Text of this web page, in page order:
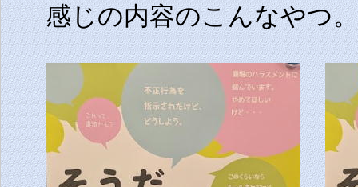
感じの内容のこんなやつ。